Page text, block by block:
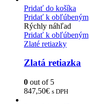
Pridať do košíka
Pridať k obľúbeným
Rýchly náhľad
Pridať k obľúbeným
Zlaté retiazky
Zlatá retiazka
0 out of 5
847,50€ s DPH